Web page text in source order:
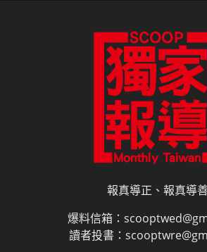
報真導正、報真導
爆料信箱：
讀者投書：